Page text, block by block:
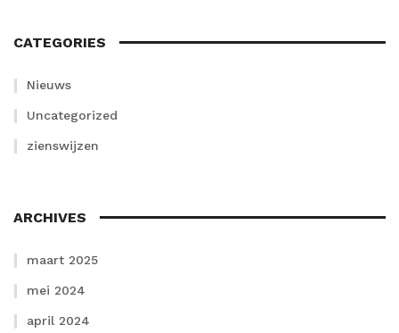
CATEGORIES
Nieuws
Uncategorized
zienswijzen
ARCHIVES
maart 2025
mei 2024
april 2024